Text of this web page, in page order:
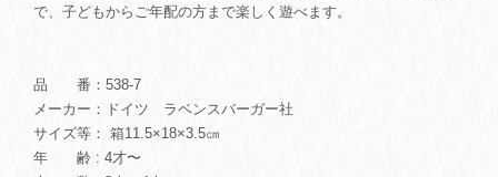
で、子どもからご年配の方まで楽しく遊べます。
品 番：538-7
メーカー：ドイツ ラベンスバーガー社
サイズ等： 箱11.5×18×3.5㎝
年 齢 : 4才〜